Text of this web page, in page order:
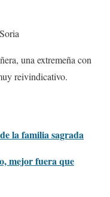
una extremeña con
reivindicativo.
la familia sagrada
mejor fuera que